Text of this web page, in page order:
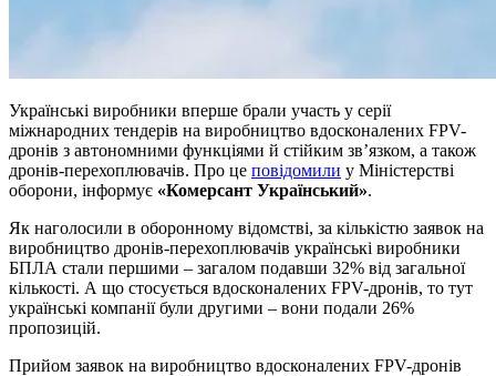
Українські виробники вперше брали участь у серії
міжнародних тендерів на виробництво вдосконалених FPV-
дронів з автономними функціями й стійким зв’язком, а також
дронів-перехоплювачів. Про це повідомили у Міністерстві
оборони, інформує «Комерсант Український».
Як наголосили в оборонному відомстві, за кількістю заявок на
виробництво дронів-перехоплювачів українські виробники
БПЛА стали першими – загалом подавши 32% від загальної
кількості. А що стосується вдосконалених FPV-дронів, то тут
українські компанії були другими – вони подали 26%
пропозицій.
Прийом заявок на виробництво вдосконалених FPV-дронів